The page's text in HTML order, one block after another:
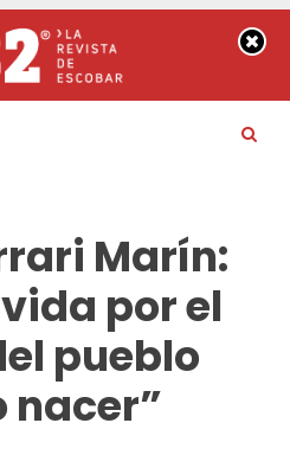
Marín:
por el
pueblo
nacer”